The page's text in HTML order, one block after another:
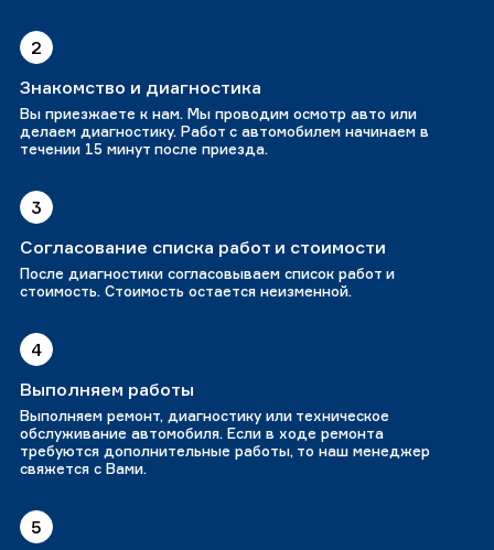
2
Знакомство и диагностика
Вы приезжаете к нам. Мы проводим осмотр авто или
делаем диагностику. Работ с автомобилем начинаем в
течении 15 минут после приезда.
3
Согласование списка работ и стоимости
После диагностики согласовываем список работ и
стоимость. Стоимость остается неизменной.
4
Выполняем работы
Выполняем ремонт, диагностику или техническое
обслуживание автомобиля. Если в ходе ремонта
требуются дополнительные работы, то наш менеджер
свяжется с Вами.
5